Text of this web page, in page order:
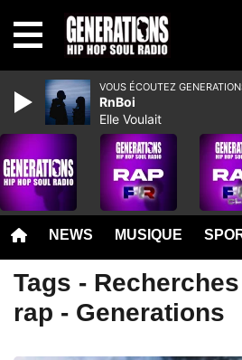
NEWS MUSIQUE
Tags -
rap - Generations
VOUS ÉCOUTEZ
RnBoi
Elle Voulait